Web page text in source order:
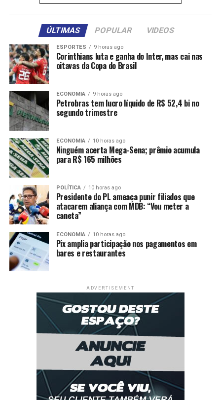
Fonte: TOP FAMOSOS
Comentários
RELATED TOPICS: APÓS CURTEM FAMILY
FARO
FILHAS
FRANCESA ILHA ITÁLIA
Pela primeira vez, Sérgio Mallandro curte arraiá com a
neta: ‘Eu nunca tinha ido’
DON'T MISS
Em dia de praia, Thalita Zampirolli exibe tanquinho e
bumbum turbinado: ‘EUA’
ÚLTIMAS POPULAR VIDEOS
ESPORTES 9 horas ago
Corinthians luta e ganha do Inter, mas cai nas
oitavas da Copa do Brasil
ECONOMIA 9 horas ago
Petrobras tem lucro líquido de R$ 52,4 bi no
segundo trimestre
ECONOMIA 10 horas ago
Ninguém acerta Mega-Sena; prêmio acumula
para R$ 165 milhões
POLÍTICA 10 horas ago
Presidente do PL ameaça punir filiados que
atacarem aliança com MDB: “Vou meter a
caneta”
ECONOMIA 10 horas ago
Pix amplia participação nos pagamentos em
bares e restaurantes
ADVERTISEMENT